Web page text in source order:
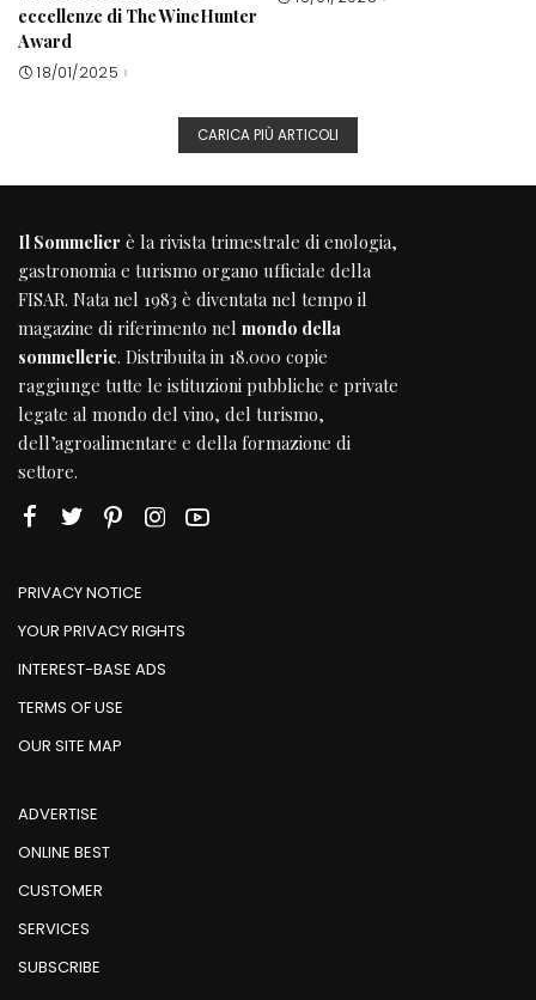
eccellenze di The WineHunter
Award
18/01/2025
CARICA PIÙ ARTICOLI
Il Sommelier è la rivista trimestrale di enologia,
gastronomia e turismo organo ufficiale della
FISAR. Nata nel 1983 è diventata nel tempo il
magazine di riferimento nel mondo della
sommellerie. Distribuita in 18.000 copie
raggiunge tutte le istituzioni pubbliche e private
legate al mondo del vino, del turismo,
dell’agroalimentare e della formazione di
settore.
PRIVACY NOTICE
YOUR PRIVACY RIGHTS
INTEREST-BASE ADS
TERMS OF USE
OUR SITE MAP
ADVERTISE
ONLINE BEST
CUSTOMER
SERVICES
SUBSCRIBE